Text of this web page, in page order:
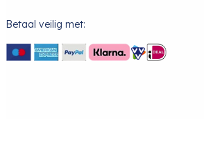
Betaal veilig met: